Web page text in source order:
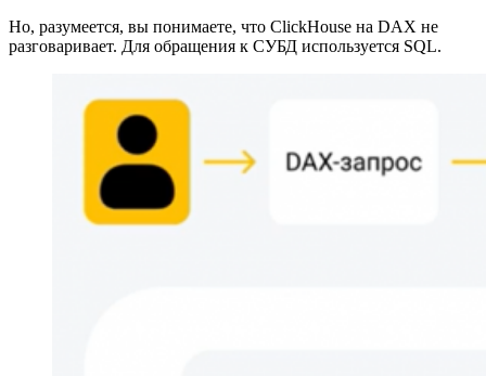
Но, разумеется, вы понимаете, что ClickHouse на DAX не
разговаривает. Для обращения к СУБД используется SQL.